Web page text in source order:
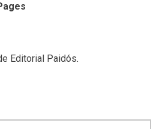
Editorial Paidós.